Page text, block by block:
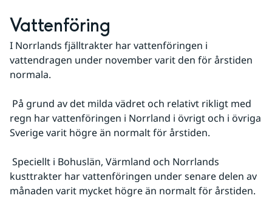
Vattenföring
I Norrlands fjälltrakter har vattenföringen i
vattendragen under november varit den för årstiden
normala.
regn har vattenföringen i Norrland i övrigt och i övriga
Sverige varit högre än normalt för årstiden.
kusttrakter har vattenföringen under senare delen av
månaden varit mycket högre än normalt för årstiden.